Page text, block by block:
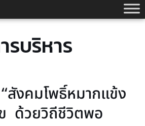
รบริหาร
งคมโพธิ์หมากแข้ง
ด้วยวิถีชีวิตพอ